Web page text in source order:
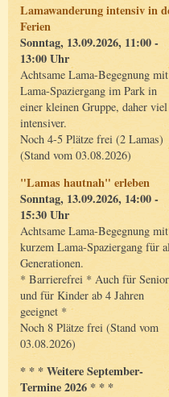
Lamawanderung intensiv in
Ferien
Sonntag, 13.09.2026, 11:00 -
13:00 Uhr
Achtsame Lama-Begegnung mit
Lama-Spaziergang im Park in
einer kleinen Gruppe, daher viel
intensiver.
Noch 4-5 Plätze frei (2 Lamas)
(Stand vom 03.08.2026)
"Lamas hautnah" erleben
Sonntag, 13.09.2026, 14:00 -
15:30 Uhr
Achtsame Lama-Begegnung mit
kurzem Lama-Spaziergang für
Generationen.
* Barrierefrei * Auch für
und für Kinder ab 4 Jahren
geeignet *
Noch 8 Plätze frei (Stand vom
03.08.2026)
* * * Weitere September-
Termine 2026 * * *